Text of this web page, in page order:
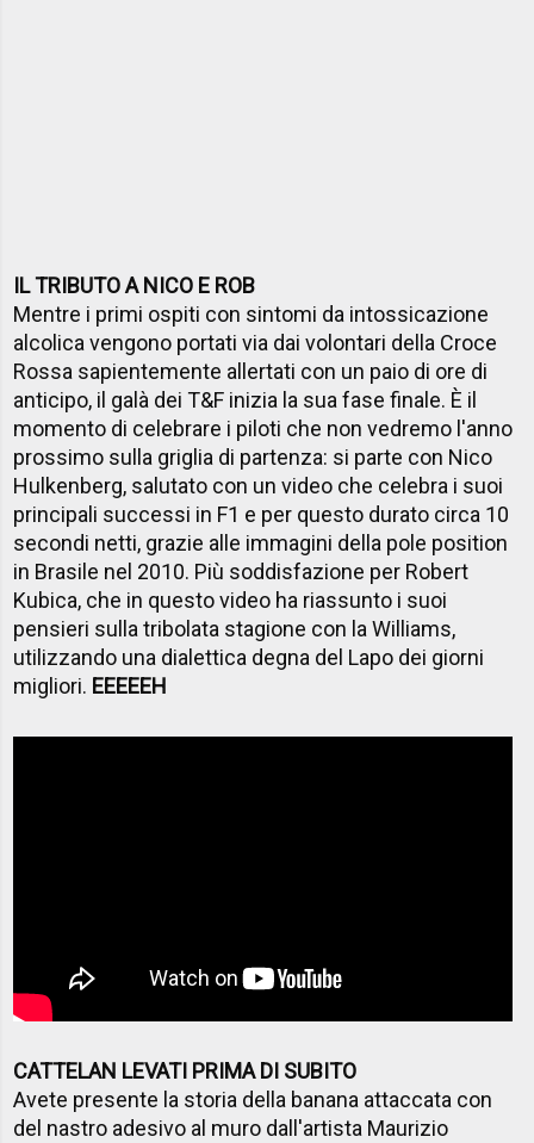
IL TRIBUTO A NICO E ROB
Mentre i primi ospiti con sintomi da intossicazione
alcolica vengono portati via dai volontari della Croce
Rossa sapientemente allertati con un paio di ore di
anticipo, il galà dei T&F inizia la sua fase finale. È il
momento di celebrare i piloti che non vedremo l'anno
prossimo sulla griglia di partenza: si parte con Nico
Hulkenberg, salutato con un video che celebra i suoi
principali successi in F1 e per questo durato circa 10
secondi netti, grazie alle immagini della pole position
in Brasile nel 2010. Più soddisfazione per Robert
Kubica, che in questo video ha riassunto i suoi
pensieri sulla tribolata stagione con la Williams,
utilizzando una dialettica degna del Lapo dei giorni
migliori. EEEEEH
CATTELAN LEVATI PRIMA DI SUBITO
Avete presente la storia della banana attaccata con
del nastro adesivo al muro dall'artista Maurizio